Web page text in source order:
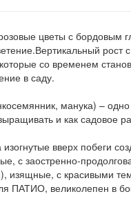
цветы с бордовым
со временем
в саду.
манука) –
и как садовое
вверх побеги
с заостренно-
изящные, с красивыми
ПАТИО, великолепен в